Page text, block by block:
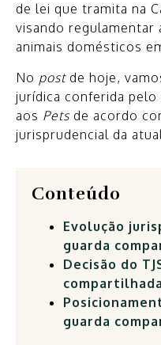
de lei que tramita na
visando regulamentar
animais domésticos
No post de hoje,
jurídica conferida
aos Pets de acordo
jurisprudencial da
Conteúdo
Evolução
guarda
Decisão do
guarda